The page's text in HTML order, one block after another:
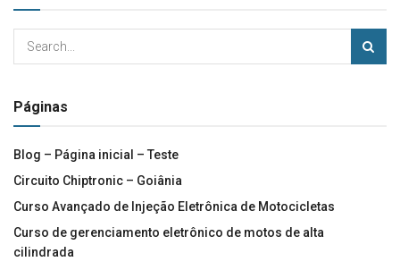
Páginas
Blog – Página inicial – Teste
Circuito Chiptronic – Goiânia
Curso Avançado de Injeção Eletrônica de Motocicletas
Curso de gerenciamento eletrônico de motos de alta
cilindrada